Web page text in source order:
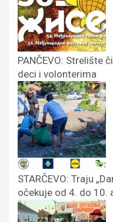
PANČEVO: Strelište
deci i volonterima
STARČEVO: Traju
očekuje od 4. do 10.